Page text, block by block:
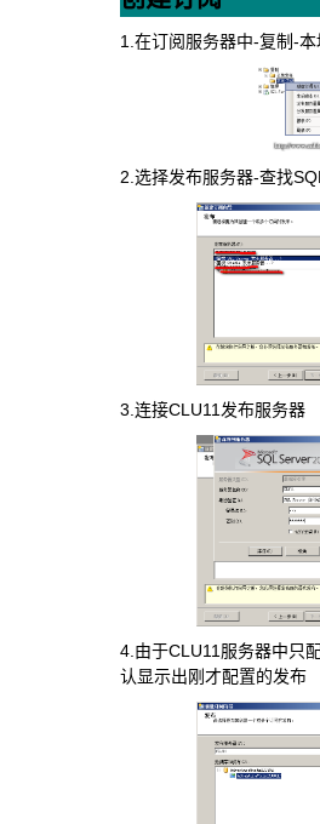
1.在订阅服务器中-复制-
2.选择发布服务器-查找
3.连接CLU11发布服务器
4.由于CLU11服务器中只
认显示出刚才配置的发布